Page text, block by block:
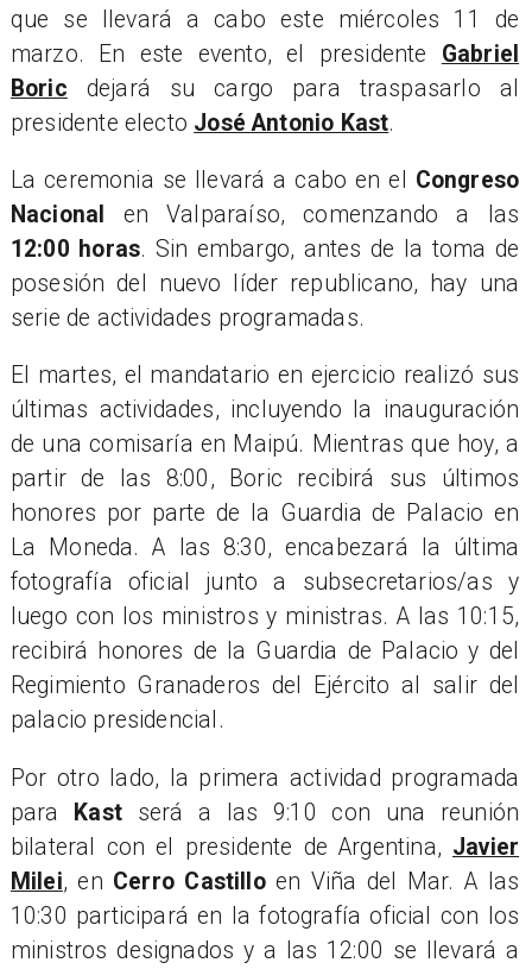
que se llevará a cabo este miércoles 11 de
marzo. En este evento, el presidente Gabriel
Boric dejará su cargo para traspasarlo al
presidente electo José Antonio Kast.
La ceremonia se llevará a cabo en el Congreso
Nacional
en Valparaíso, comenzando a las
12:00 horas. Sin embargo, antes de la toma de
posesión del nuevo líder republicano, hay una
serie de actividades programadas.
El martes, el mandatario en ejercicio realizó sus
últimas actividades, incluyendo la inauguración
de una comisaría en Maipú. Mientras que hoy, a
partir de las 8:00, Boric recibirá sus últimos
honores por parte de la Guardia de Palacio en
La Moneda. A las 8:30, encabezará la última
fotografía oficial junto a subsecretarios/as y
luego con los ministros y ministras. A las 10:15,
recibirá honores de la Guardia de Palacio y del
Regimiento Granaderos del Ejército al salir del
palacio presidencial.
Por otro lado, la primera actividad programada
para
Kast será a las 9:10 con una reunión
bilateral con el presidente de Argentina, Javier
Milei, en Cerro Castilloen Viña del Mar. A las
10:30 participará en la fotografía oficial con los
ministros designados y a las 12:00 se llevará a